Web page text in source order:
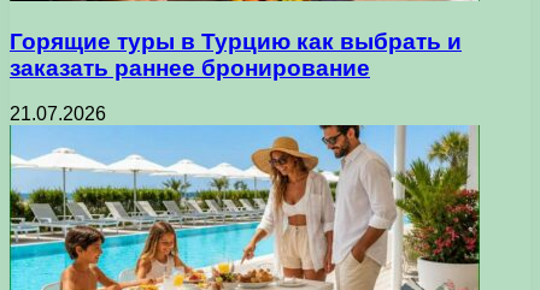
Горящие туры в Турцию как выбрать и
заказать раннее бронирование
21.07.2026